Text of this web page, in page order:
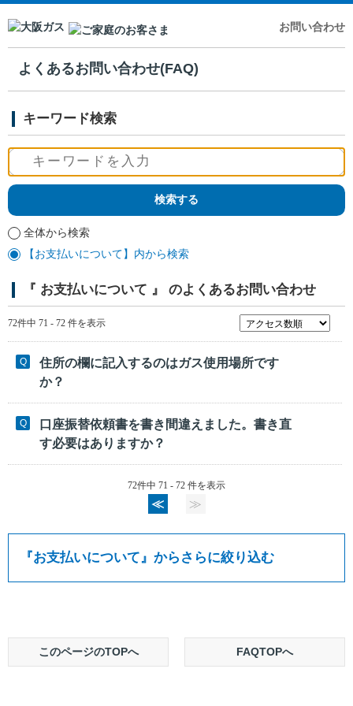
お問い合わせ
よくあるお問い合わせ(FAQ)
キーワード検索
全体から検索
【お支払いについて】内から検索
『 お支払いについて 』 のよくあるお問い合わせ
72件中 71 - 72 件を表示
住所の欄に記入するのはガス使用場所です
か？
口座振替依頼書を書き間違えました。書き直
す必要はありますか？
72件中 71 - 72 件を表示
≪ ≫
『お支払いについて』からさらに絞り込む
このページのTOPへ FAQTOPへ